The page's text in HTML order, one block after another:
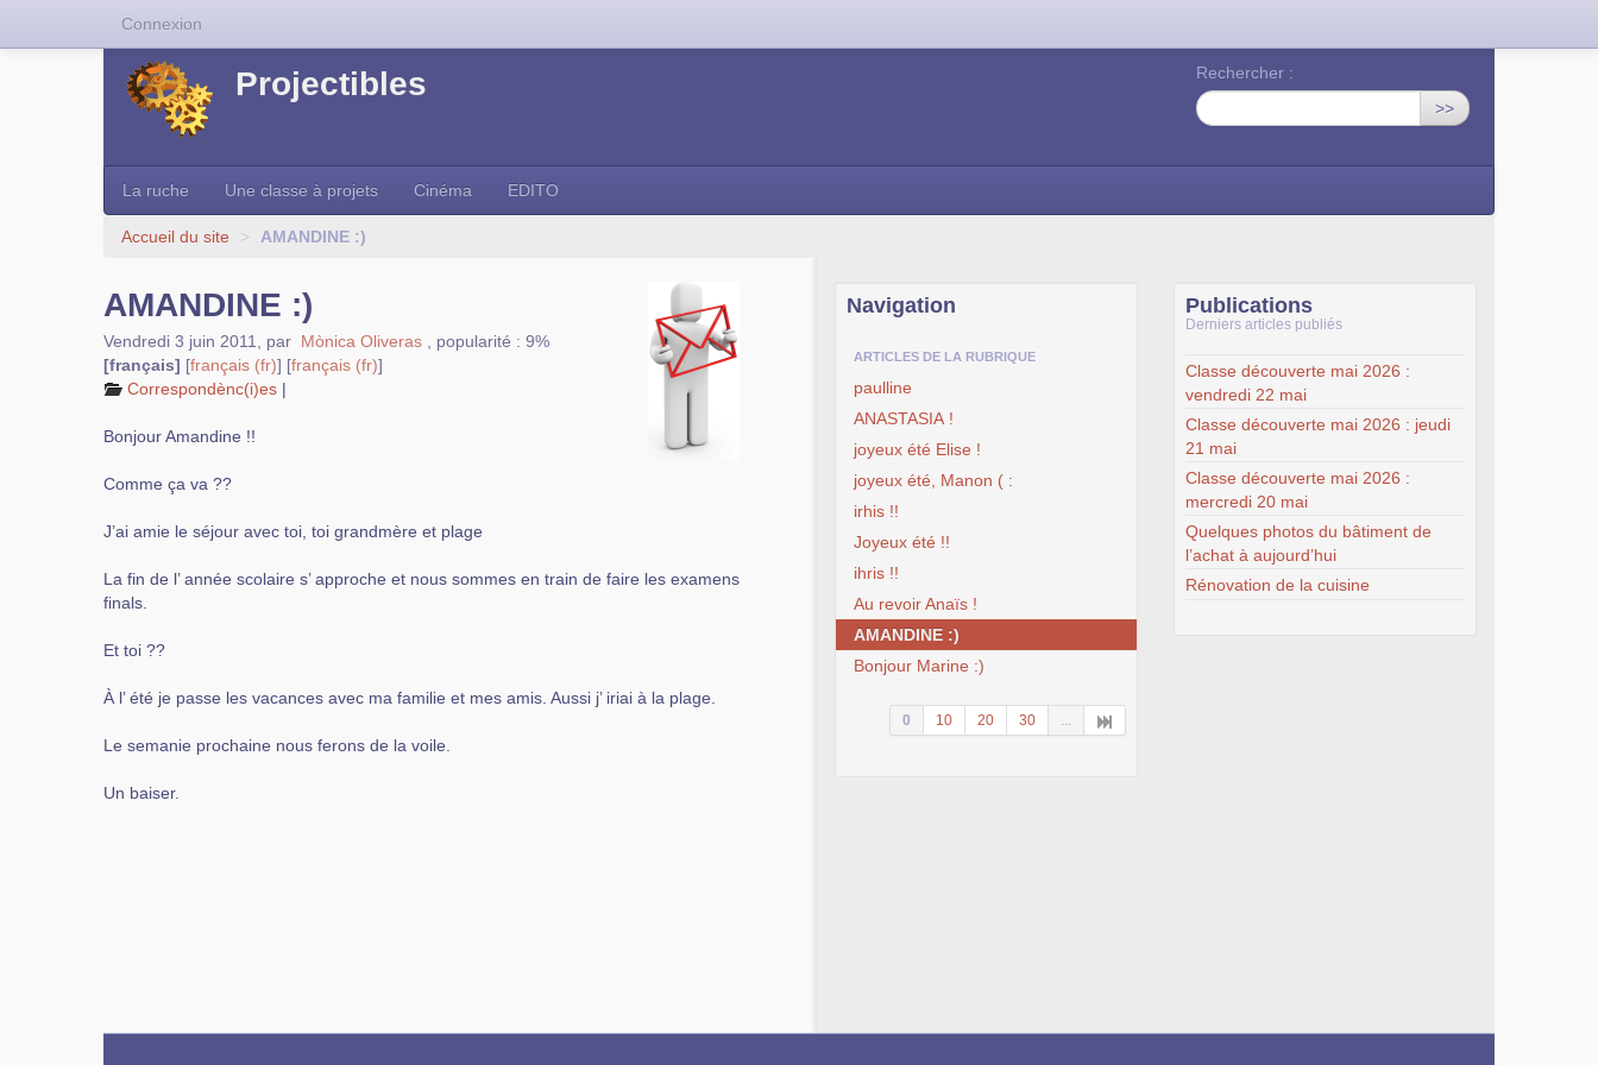
Projectibles
Rechercher :
>>
La ruche Une classe à projets Cinéma EDITO
Accueil du site > AMANDINE :)
AMANDINE :)
Vendredi 3 juin 2011 par Mònica Oliveras
popularité : 9%
[français] [français ] [français
]
Correspondènc(i)es |
Bonjour Amandine !!
Comme ça va ??
J’ai amie le séjour avec toi, toi grandmère et plage
La fin de l’ année scolaire s’ approche et nous sommes en train de faire les examens
finals.
Et toi ??
À l’ été je passe les vacances avec ma familie et mes amis. Aussi j’ iriai à la plage.
Le semanie prochaine nous ferons de la voile.
Un baiser.
Navigation
ARTICLES DE LA RUBRIQUE
paulline
ANASTASIA !
joyeux été Elise !
joyeux été, Manon ( :
irhis !!
Joyeux été !!
ihris !!
Au revoir Anaïs !
AMANDINE :)
Bonjour Marine :)
0 10 20 30 ...
Publications
Derniers articles publiés
Classe découverte mai 2026 :
vendredi 22 mai
Classe découverte mai 2026 : jeudi
21 mai
Classe découverte mai 2026 :
mercredi 20 mai
Quelques photos du bâtiment de
l’achat à aujourd’hui
Rénovation de la cuisine
Connexion